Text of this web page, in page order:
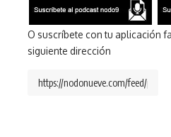
O suscríbete con tu aplicación
siguiente dirección